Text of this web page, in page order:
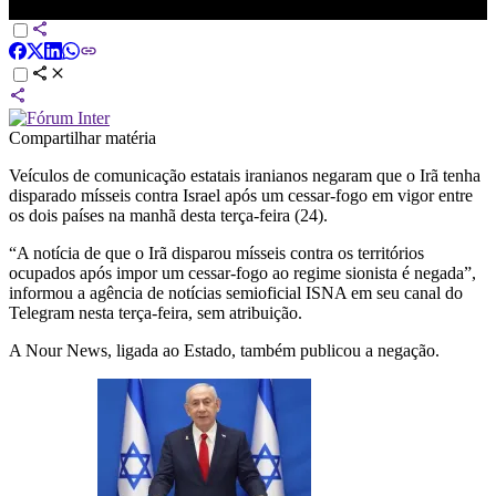
Compartilhar matéria
Veículos de comunicação estatais iranianos negaram que o Irã tenha
disparado mísseis contra Israel após um cessar-fogo em vigor entre
os dois países na manhã desta terça-feira (24).
“A notícia de que o Irã disparou mísseis contra os territórios
ocupados após impor um cessar-fogo ao regime sionista é negada”,
informou a agência de notícias semioficial ISNA em seu canal do
Telegram nesta terça-feira, sem atribuição.
A Nour News, ligada ao Estado, também publicou a negação.